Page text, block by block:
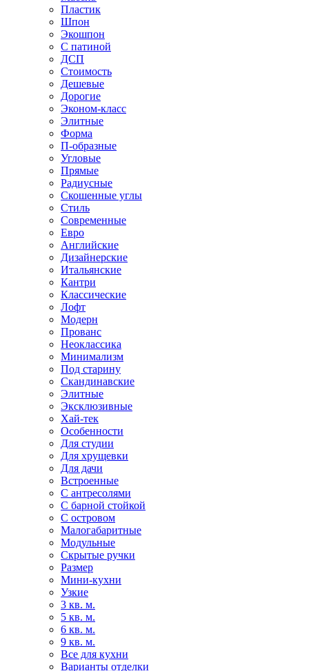
Пластик
Шпон
Экошпон
С патиной
ДСП
Стоимость
Дешевые
Дорогие
Эконом-класс
Элитные
Форма
П-образные
Угловые
Прямые
Радиусные
Скошенные углы
Стиль
Современные
Евро
Английские
Дизайнерские
Итальянские
Кантри
Классические
Лофт
Модерн
Прованс
Неоклассика
Минимализм
Под старину
Скандинавские
Элитные
Эксклюзивные
Хай-тек
Особенности
Для студии
Для хрущевки
Для дачи
Встроенные
С антресолями
С барной стойкой
С островом
Малогабаритные
Модульные
Скрытые ручки
Размер
Мини-кухни
Узкие
3 кв. м.
5 кв. м.
6 кв. м.
9 кв. м.
Все для кухни
Варианты отделки